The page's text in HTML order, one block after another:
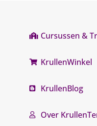
Cursussen &
KrullenWinkel
KrullenBlog
Over